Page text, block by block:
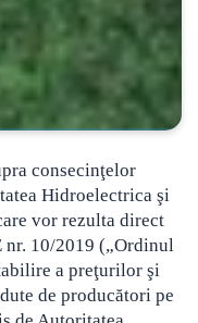
consecinţelor
Hidroelectrica şi
vor rezulta direct
10/2019 („Ordinul
a preţurilor şi
de producători pe